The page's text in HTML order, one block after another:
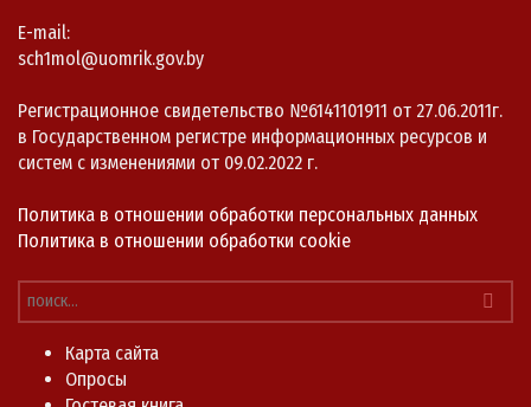
E-mail:
sch1mol@uomrik.gov.by
Регистрационное свидетельство №6141101911 от 27.06.2011г.
в Государственном регистре информационных ресурсов и
систем с изменениями от 09.02.2022 г.
Политика в отношении обработки персональных данных
Политика в отношении обработки cookie
Карта сайта
Опросы